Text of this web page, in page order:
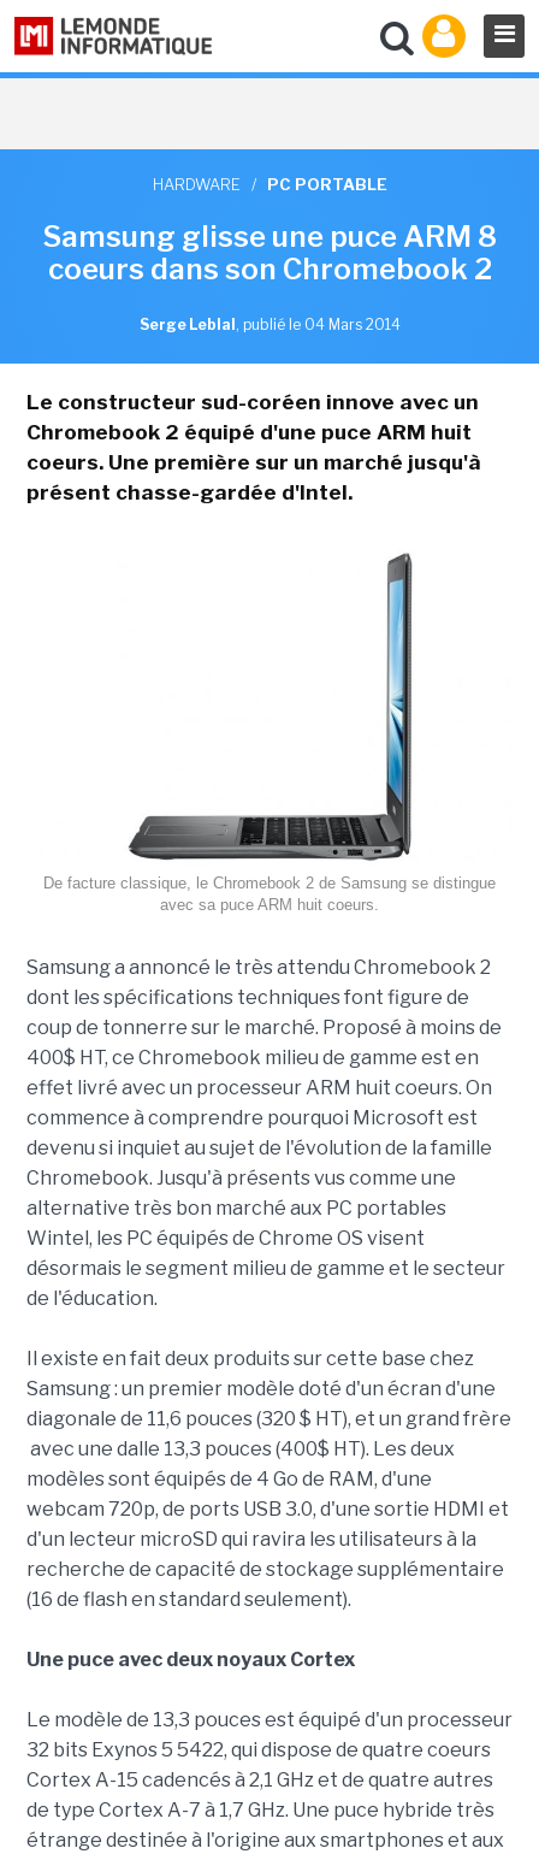
HARDWARE / PC PORTABLE
Samsung glisse une puce ARM 8
coeurs dans son Chromebook 2
Serge Leblal , publié le 04 Mars 2014
Le constructeur sud-coréen innove avec un
Chromebook 2 équipé d'une puce ARM huit
coeurs. Une première sur un marché jusqu'à
présent chasse-gardée d'Intel.
De facture classique, le Chromebook 2 de Samsung se distingue
avec sa puce ARM huit coeurs.
Samsung a annoncé le très attendu Chromebook 2
dont les spécifications techniques font figure de
coup de tonnerre sur le marché. Proposé à moins de
400$ HT, ce Chromebook milieu de gamme est en
effet livré avec un processeur ARM huit coeurs. On
commence à comprendre pourquoi Microsoft est
devenu si inquiet au sujet de l'évolution de la famille
Chromebook. Jusqu'à présents vus comme une
alternative très bon marché aux PC portables
Wintel, les PC équipés de Chrome OS visent
désormais le segment milieu de gamme et le secteur
de l'éducation.
Il existe en fait deux produits sur cette base chez
Samsung : un premier modèle doté d'un écran d'une
diagonale de 11,6 pouces (320 $ HT), et un grand frère
avec une dalle 13,3 pouces (400$ HT). Les deux
modèles sont équipés de 4 Go de RAM, d'une
webcam 720p, de ports USB 3.0, d'une sortie HDMI et
d'un lecteur microSD qui ravira les utilisateurs à la
recherche de capacité de stockage supplémentaire
(16 de flash en standard seulement).
Une puce avec deux noyaux Cortex
Le modèle de 13,3 pouces est équipé d'un processeur
32 bits Exynos 5 5422, qui dispose de quatre coeurs
Cortex A-15 cadencés à 2,1 GHz et de quatre autres
de type Cortex A-7 à 1,7 GHz. Une puce hybride très
étrange destinée à l'origine aux smartphones et aux